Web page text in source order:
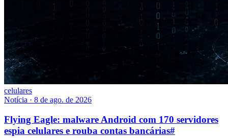
celulares
Notícia · 8 de ago. de 2026
Flying Eagle: malware Android com 170 servidores
espia celulares e rouba contas bancárias#